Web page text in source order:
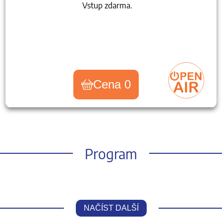
Vstup zdarma.
Cena 0
Program
NAČÍST DALŠÍ